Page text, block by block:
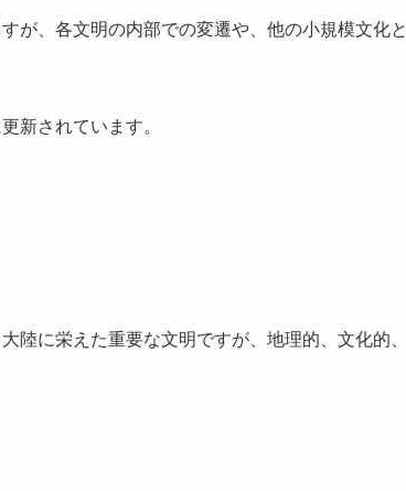
が、各文明の内部での変遷や、他の小規模文化と
新されています。
陸に栄えた重要な文明ですが、地理的、文化的、